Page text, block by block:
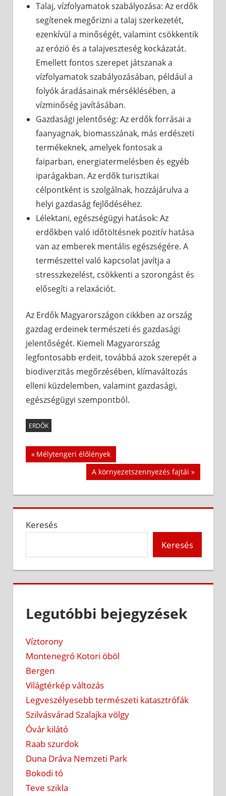
Talaj, vízfolyamatok szabályozása: Az erdők
segítenek megőrizni a talaj szerkezetét,
ezenkívül a minőségét, valamint csökkentik
az erózió és a talajveszteség kockázatát.
Emellett fontos szerepet játszanak a
vízfolyamatok szabályozásában, például a
folyók áradásainak mérséklésében, a
vízminőség javításában.
Gazdasági jelentőség: Az erdők forrásai a
faanyagnak, biomasszának, más erdészeti
termékeknek, amelyek fontosak a
faiparban, energiatermelésben és egyéb
iparágakban. Az erdők turisztikai
célpontként is szolgálnak, hozzájárulva a
helyi gazdaság fejlődéséhez.
Lélektani, egészségügyi hatások: Az
erdőkben való időtöltésnek pozitív hatása
van az emberek mentális egészségére. A
természettel való kapcsolat javítja a
stresszkezelést, csökkenti a szorongást és
elősegíti a relaxációt.
Az Erdők Magyarországon cikkben az ország
gazdag erdeinek természeti és gazdasági
jelentőségét. Kiemeli Magyarország
legfontosabb erdeit, továbbá azok szerepét a
biodiverzitás megőrzésében, klímaváltozás
elleni küzdelemben, valamint gazdasági,
egészségügyi szempontból.
ERDŐK
Bejegyzés
navigáció
Previous
Post:
Mélytengeri élőlények
Next
A környezetszennyezés fajtái
Keresés
Keresés
Legutóbbi bejegyzések
Víztorony
Montenegró Kotori öböl
Bergen
Világtérkép változás
Legveszélyesebb természeti katasztrófák
Szilvásvárad Szalajka völgy
Óvár kilátó
Raab szurdok
Duna Dráva Nemzeti Park
Bokodi tó
Teve szikla